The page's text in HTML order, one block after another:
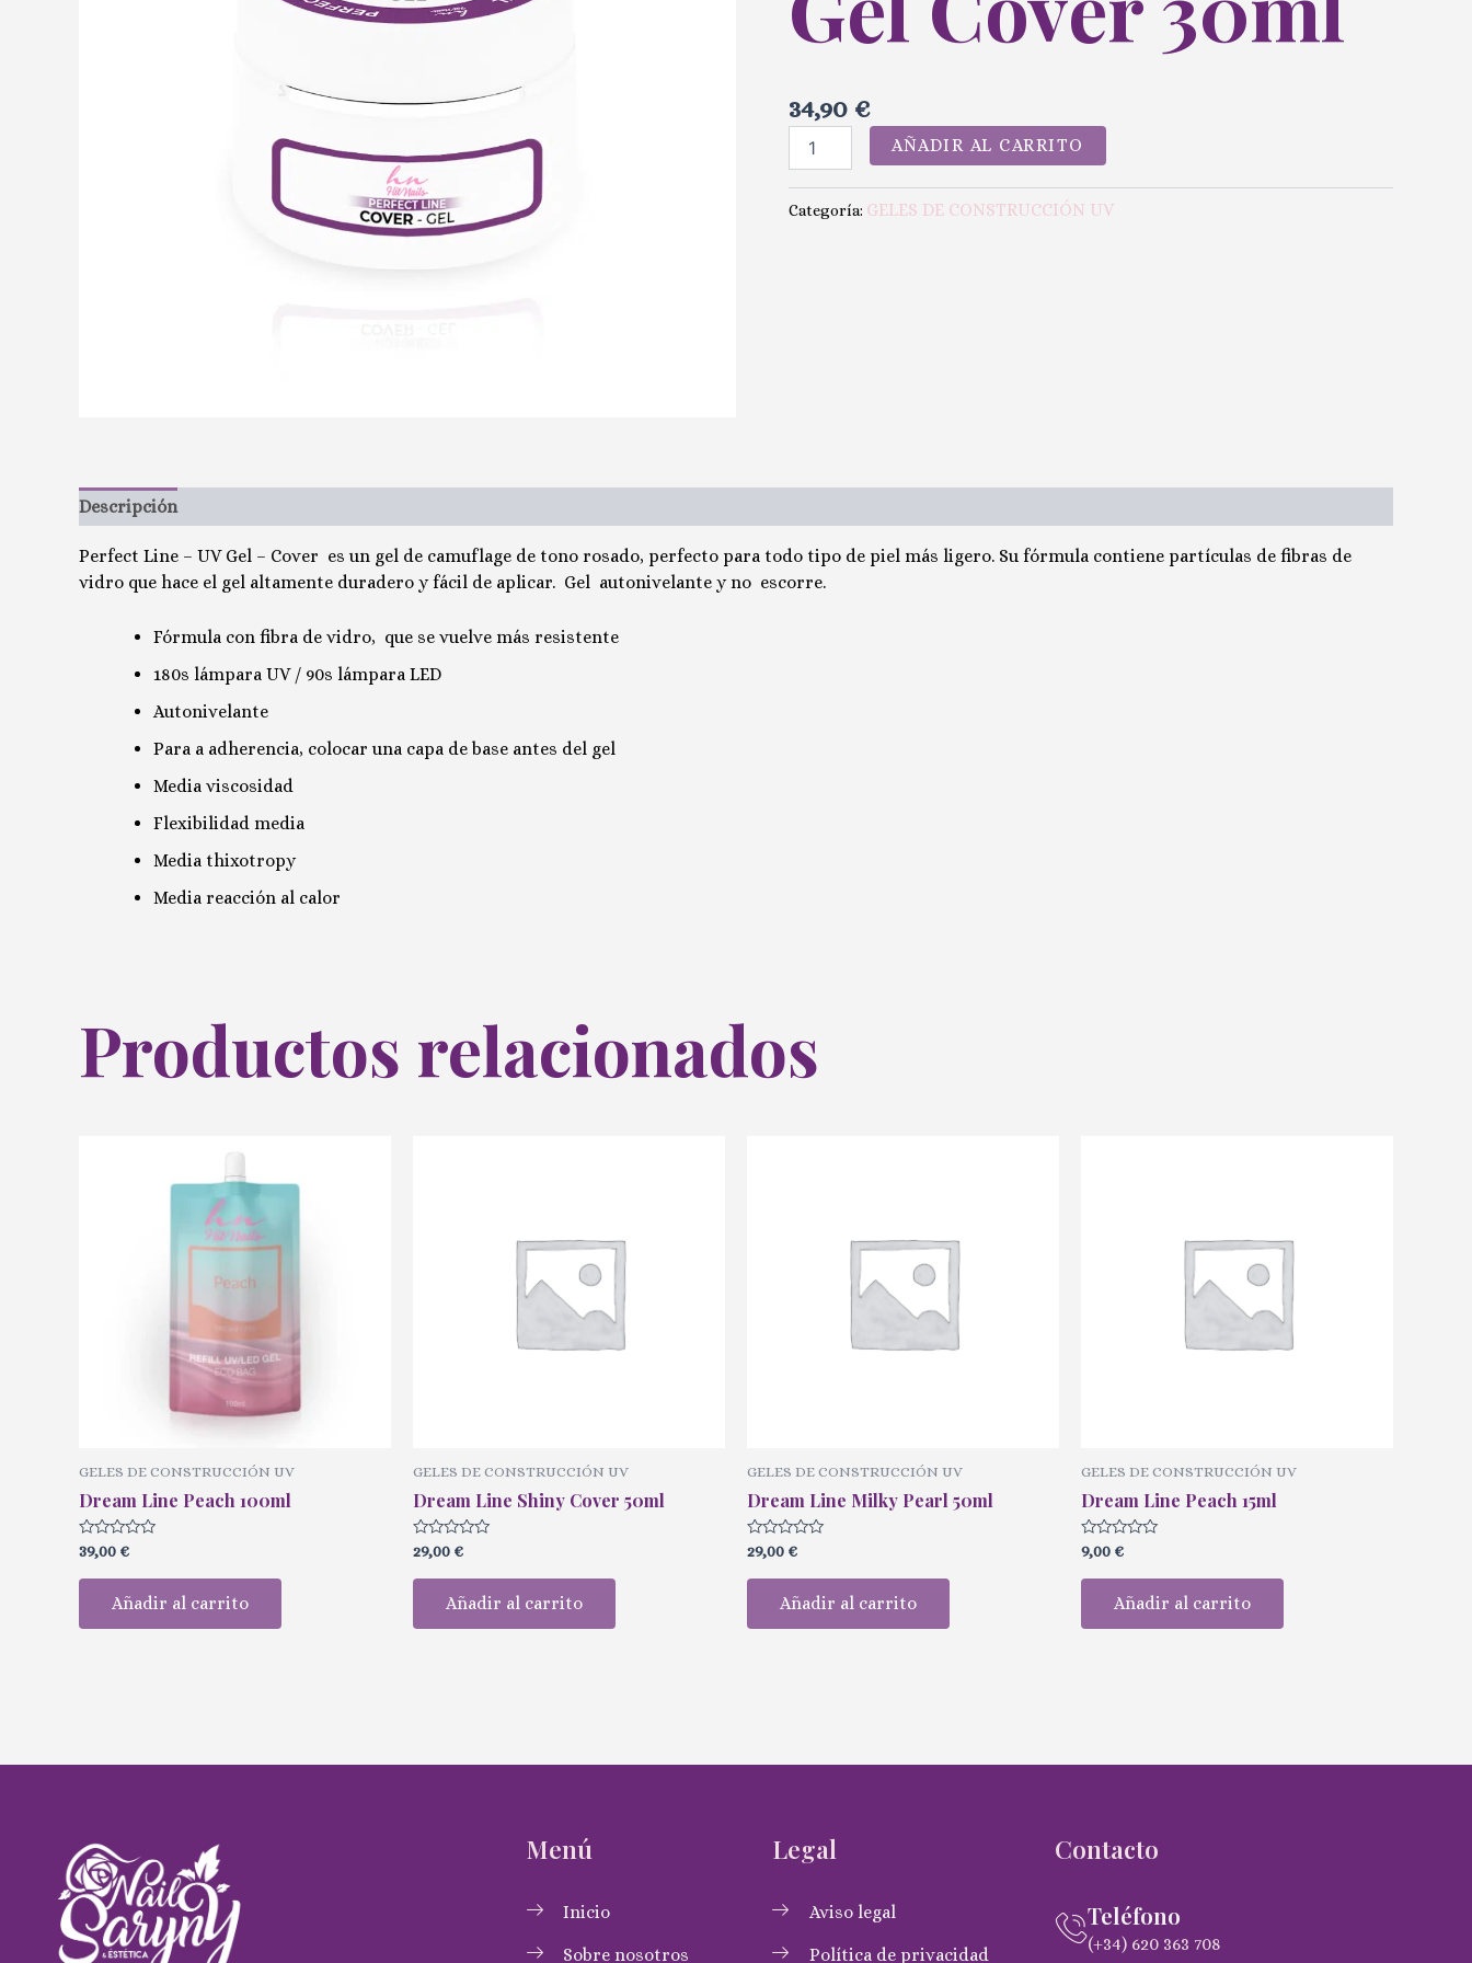
34,90 €
AÑADIR AL CARRITO
Categoría: GELES DE CONSTRUCCIÓN UV
Descripción
Perfect Line – UV Gel – Cover es un gel de camuflage de tono rosado, perfecto para todo tipo de piel más ligero. Su fórmula contiene partículas de fibras de
vidro que hace el gel altamente duradero y fácil de aplicar. Gel autonivelante y no escorre.
Fórmula con fibra de vidro, que se vuelve más resistente
180s lámpara UV / 90s lámpara LED
Autonivelante
Para a adherencia, colocar una capa de base antes del gel
Media viscosidad
Flexibilidad media
Media thixotropy
Media reacción al calor
Productos relacionados
GELES DE CONSTRUCCIÓN UV
Dream Line Peach 100ml
Valorado
con
0
39,00 €
Añadir al carrito
GELES DE CONSTRUCCIÓN UV
Dream Line Shiny Cover 50ml
Valorado
con
0
29,00 €
Añadir al carrito
GELES DE CONSTRUCCIÓN UV
Dream Line Milky Pearl 50ml
Valorado
con
0
29,00 €
Añadir al carrito
GELES DE CONSTRUCCIÓN UV
Dream Line Peach 15ml
Valorado
con
0
9,00 €
Añadir al carrito
Menú
Inicio
Sobre nosotros
Legal
Aviso legal
Política de privacidad
Contacto
Teléfono
(+34) 620 363 708